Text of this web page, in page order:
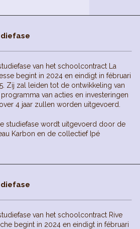
van het schoolcontract La
begint in 2024 en eindigt in fébruari
Zij zal leiden tot de ontwikkeling van
van acties en investeringen
4 jaar zullen worden uitgevoerd.
studiefase wordt uitgevoerd door de
Karbon en de collectief Ipé
van het schoolcontract Rive
begint in 2024 en eindigt in fébruari